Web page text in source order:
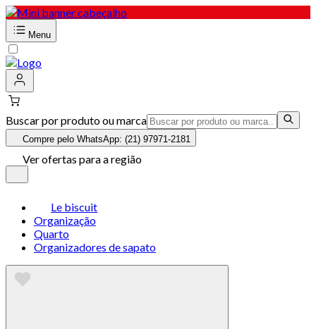
Menu
Buscar por produto ou marca
Compre pelo WhatsApp: (21) 97971-2181
Ver ofertas para a região
Le biscuit
Organização
Quarto
Organizadores de sapato